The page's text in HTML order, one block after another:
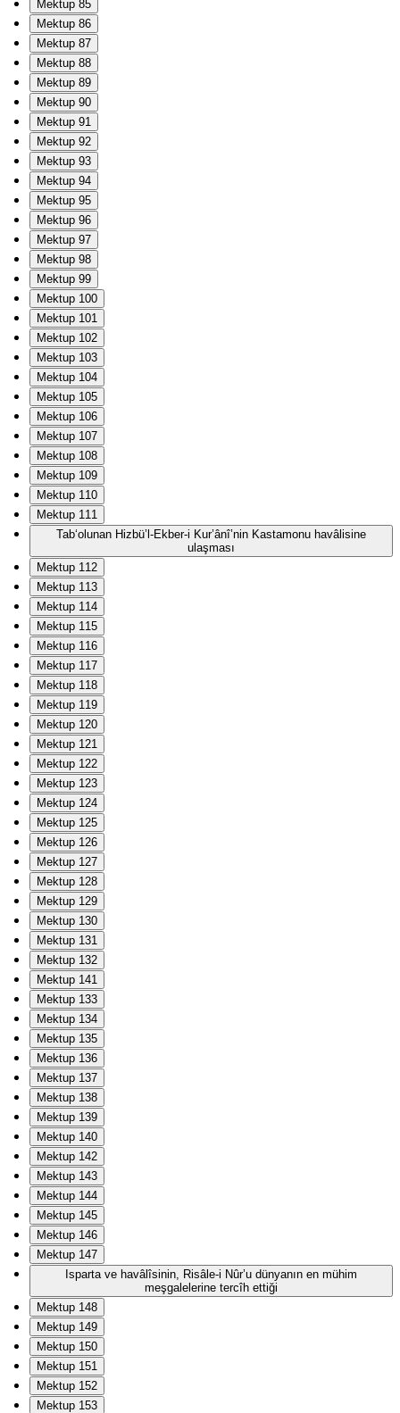
Mektup 85
Mektup 86
Mektup 87
Mektup 88
Mektup 89
Mektup 90
Mektup 91
Mektup 92
Mektup 93
Mektup 94
Mektup 95
Mektup 96
Mektup 97
Mektup 98
Mektup 99
Mektup 100
Mektup 101
Mektup 102
Mektup 103
Mektup 104
Mektup 105
Mektup 106
Mektup 107
Mektup 108
Mektup 109
Mektup 110
Mektup 111
Tab‘olunan Hizbü’l-Ekber-i Kur’ânî’nin Kastamonu havâlisine
ulaşması
Mektup 112
Mektup 113
Mektup 114
Mektup 115
Mektup 116
Mektup 117
Mektup 118
Mektup 119
Mektup 120
Mektup 121
Mektup 122
Mektup 123
Mektup 124
Mektup 125
Mektup 126
Mektup 127
Mektup 128
Mektup 129
Mektup 130
Mektup 131
Mektup 132
Mektup 141
Mektup 133
Mektup 134
Mektup 135
Mektup 136
Mektup 137
Mektup 138
Mektup 139
Mektup 140
Mektup 142
Mektup 143
Mektup 144
Mektup 145
Mektup 146
Mektup 147
Isparta ve havâlîsinin, Risâle-i Nûr’u dünyanın en mühim
meşgalelerine tercîh ettiği
Mektup 148
Mektup 149
Mektup 150
Mektup 151
Mektup 152
Mektup 153